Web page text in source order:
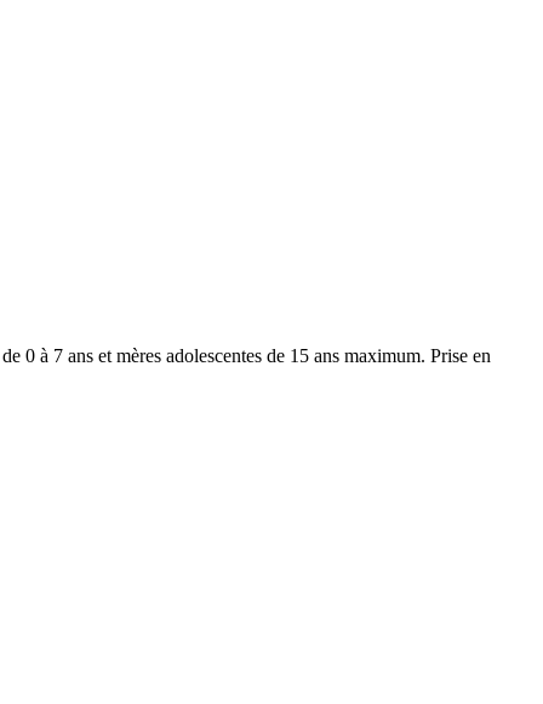
0 à 7 ans et mères adolescentes de 15 ans maximum. Prise en